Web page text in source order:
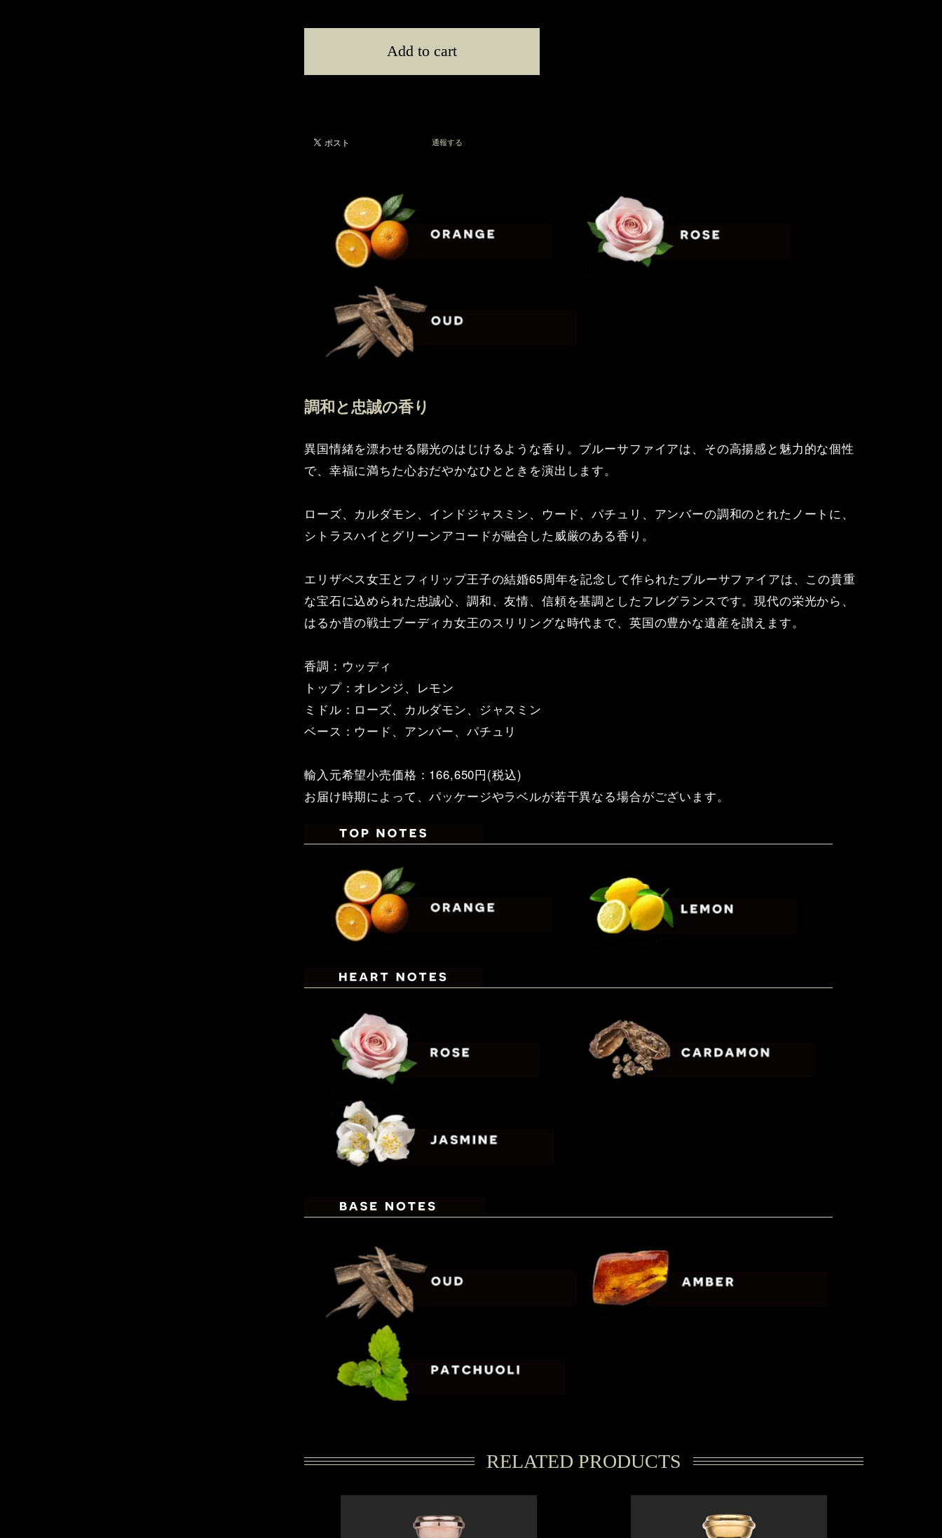
Add to cart
日本国内にお住まいの方向け
通報する
調和と忠誠の香り
異国情緒を漂わせる陽光のはじけるような香り。ブルーサファイアは、その高揚感と魅力的な個性
で、幸福に満ちた心おだやかなひとときを演出します。
ローズ、カルダモン、インドジャスミン、ウード、パチュリ、アンバーの調和のとれたノートに、
シトラスハイとグリーンアコードが融合した威厳のある香り。
エリザベス女王とフィリップ王子の結婚65周年を記念して作られたブルーサファイアは、この貴重
な宝石に込められた忠誠心、調和、友情、信頼を基調としたフレグランスです。現代の栄光から、
はるか昔の戦士ブーディカ女王のスリリングな時代まで、英国の豊かな遺産を讃えます。
香調：ウッディ
トップ：オレンジ、レモン
ミドル：ローズ、カルダモン、ジャスミン
ベース：ウード、アンバー、パチュリ
輸入元希望小売価格：166,650円(税込)
お届け時期によって、パッケージやラベルが若干異なる場合がございます。
RELATED PRODUCTS